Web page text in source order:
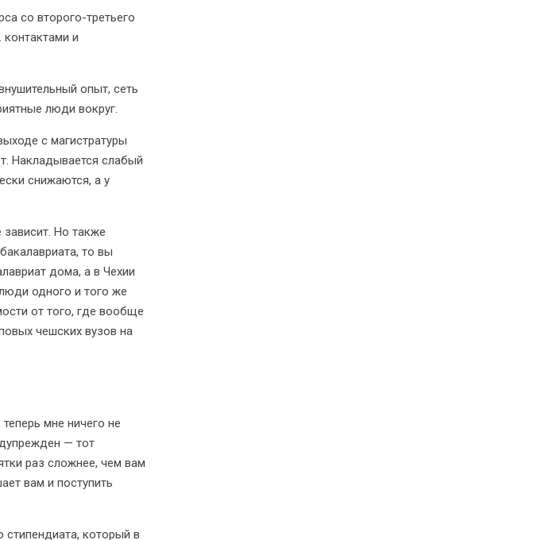
со второго-третьего
и
опыт, сеть
люди вокруг.
с магистратуры
Накладывается слабый
снижаются, а у
зависит. Но также
то вы
дома, а в Чехии
одного и того же
от того, где вообще
чешских вузов на
мне ничего не
— тот
раз сложнее, чем вам
вам и поступить
который в